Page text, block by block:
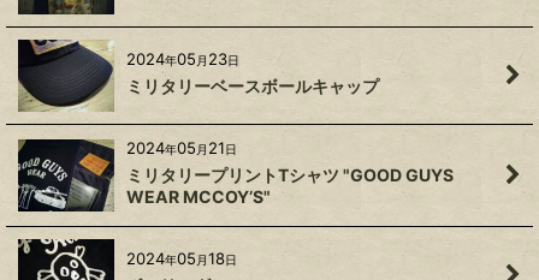
2024年05 月 23日
ミリタリーベースボールキャップ
2024年05 月 21日
ミリタリープリントTシャツ "GOOD GUYS
WEAR MCCOY’S"
2024年05 月18日